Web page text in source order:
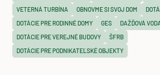
VETERNÁ TURBÍNA
OBNOVME SI SVOJ DOM
DOTÁCIE PRE RODINNÉ DOMY
GES
DAŽĎOVÁ
DOTÁCIE PRE VEREJNÉ BUDOVY
ŠFRB
DOTÁCIE PRE PODNIKATEĽSKÉ OBJEKTY